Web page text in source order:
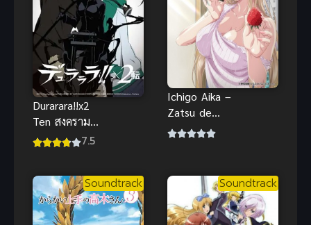
Durarara!!x2
Ten สงคราม
แดนสนธยา7.5
Ichigo Aika –
Zatsu de
Namaiki na
ไทย Big tits
Soundtrack Soundtrack